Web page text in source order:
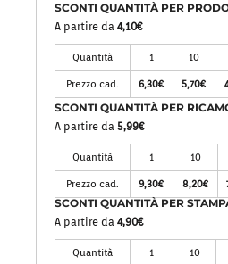
SCONTI QUANTITÀ PER
A partire da 4,10€
Quantità 1 10
Prezzo cad. 6,30€ 5,70€
SCONTI QUANTITÀ PER
A partire da 5,99€
Quantità 1 10
Prezzo cad. 9,30€ 8,20€
SCONTI QUANTITÀ PER
A partire da 4,90€
Quantità 1 10